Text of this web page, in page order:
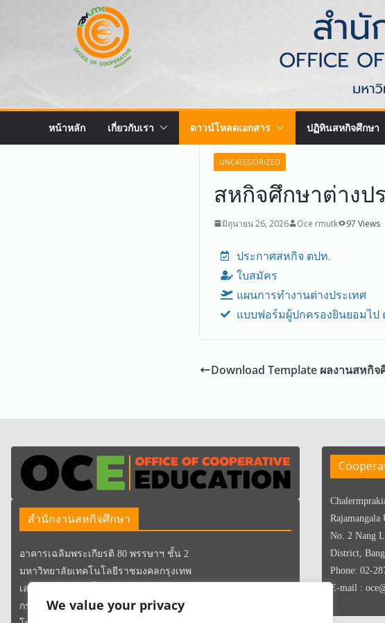
We value your privacy
หน้าหลัก เกี่ยวกับเรา ดาวน์โหลดเอกสาร ปฏิทินสหกิจศึกษา
UNCATEGORIZED
สหกิจศึกษาต่างป
มิถุนายน 26, 2026 Oce rmutk 97 Views
ประกาศสหกิจ ตปท.
ใบสมัคร
แผนการทำงานต่างประเทศ
แบบฟอร์มผู้ปกครองยินยอมไป
Download Template ผลงานสหกิจ
สำนักงานสหกิจศึกษา
อาคารเฉลิมพระเกียรติ 80 พรรษาฯ ชั้น 2
มหาวิทยาลัยเทคโนโลยีราชมงคลกรุงเทพ
เลขที่ 2 ถนนนางลิ้นจี่ แขวงทุ่งมหาเมฆ เขตสาทร
กรุงเทพมหานคร
No. 2 Nang
District,
Phone: 02-
E-mail :